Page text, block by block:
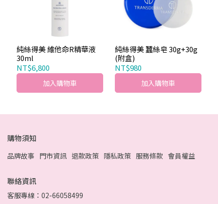
純絲得美 維他命R精華液
30ml
NT$6,800
加入購物車
純絲得美 蠶絲皂 30g+30g
(附盒)
NT$980
加入購物車
購物須知
品牌故事 門市資訊 退款政策 隱私政策 服務條款 會員權益
聯絡資訊
客服專線：02-66058499